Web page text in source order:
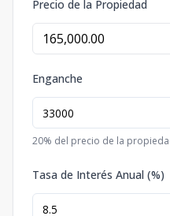
Precio de la Propiedad
Enganche
20% del precio de la
Tasa de Interés Anual (%)